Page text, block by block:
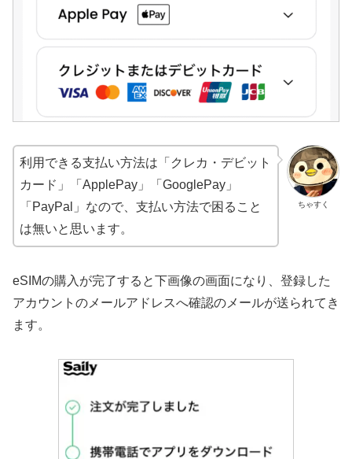
ちゃすく
利用できる支払い方法は「クレカ・デビット
カード」「ApplePay」「GooglePay」
「PayPal」なので、支払い方法で困ること
は無いと思います。
eSIMの購入が完了すると下画像の画面になり、登録した
アカウントのメールアドレスへ確認のメールが送られてき
ます。